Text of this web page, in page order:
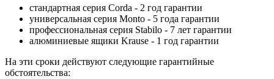
стандартная серия Corda - 2 год гарантии
универсальная серия Monto - 5 года гарантии
профессиональная серия Stabilo - 7 лет гарантии
алюминиевые ящики Krause - 1 год гарантии
На эти сроки действуют следующие гарантийные
обстоятельства: